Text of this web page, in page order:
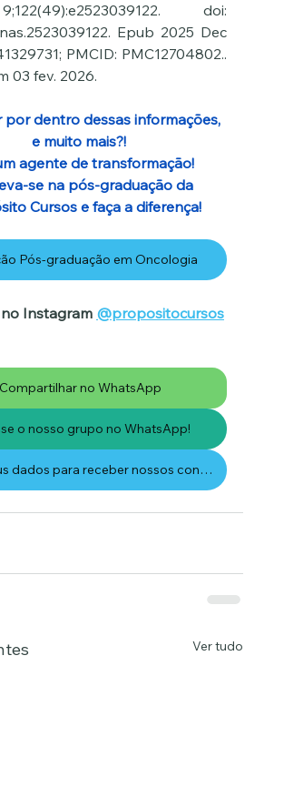
doi:
Epub 2025 Dec
PMCID: PMC12704802..
03 fev. 2026.
por dentro dessas informações,
e muito mais?!
agente de transformação!
se na pós-graduação da
Cursos e faça a diferença!
Pós-graduação em Oncologia
Instagram @propositocursos
Compartilhar no WhatsApp
o nosso grupo no WhatsApp!
Deixe seus dados para receber nossos conteúdos por email
Ver tudo